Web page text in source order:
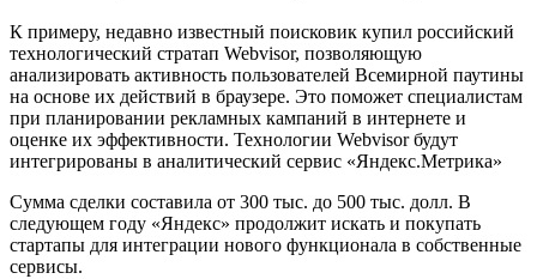
К примеру, недавно известный поисковик купил российский
технологический стратап Webvisor, позволяющую
анализировать активность пользователей Всемирной паутины
на основе их действий в браузере. Это поможет специалистам
при планировании рекламных кампаний в интернете и
оценке их эффективности. Технологии Webvisor будут
интегрированы в аналитический сервис «Яндекс.Метрика»
Сумма сделки составила от 300 тыс. до 500 тыс. долл. В
следующем году «Яндекс» продолжит искать и покупать
стартапы для интеграции нового функционала в собственные
сервисы.